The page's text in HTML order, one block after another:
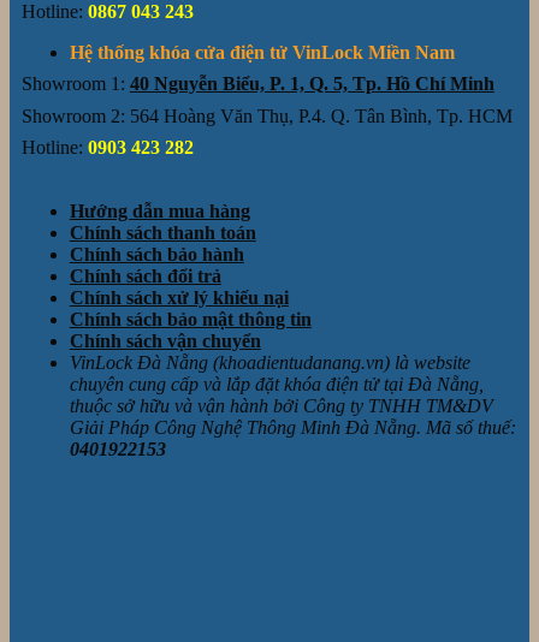
Hotline: 0867 043 243
Hệ thống khóa cửa điện tử VinLock Miền Nam
Showroom 1: 40 Nguyễn Biểu, P. 1, Q. 5, Tp. Hồ Chí Minh
Showroom 2: 564 Hoàng Văn Thụ, P.4. Q. Tân Bình, Tp. HCM
Hotline: 0903 423 282
Hướng dẫn mua hàng
Chính sách thanh toán
Chính sách bảo hành
Chính sách đổi trả
Chính sách xử lý khiếu nại
Chính sách bảo mật thông tin
Chính sách vận chuyển
VinLock Đà Nẵng (khoadientudanang.vn) là website
chuyên cung cấp và lắp đặt khóa điện tử tại Đà Nẵng,
thuộc sở hữu và vận hành bởi Công ty TNHH TM&DV
Giải Pháp Công Nghệ Thông Minh Đà Nẵng. Mã số thuế:
0401922153